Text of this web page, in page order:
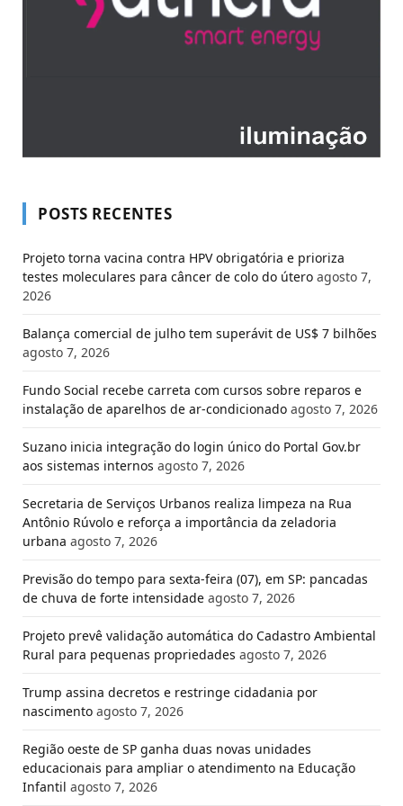
POSTS RECENTES
Projeto torna vacina contra HPV obrigatória e prioriza
testes moleculares para câncer de colo do útero agosto 7,
2026
Balança comercial de julho tem superávit de US$ 7 bilhões
agosto 7, 2026
Fundo Social recebe carreta com cursos sobre reparos e
instalação de aparelhos de ar-condicionado agosto 7, 2026
Suzano inicia integração do login único do Portal Gov.br
aos sistemas internos agosto 7, 2026
Secretaria de Serviços Urbanos realiza limpeza na Rua
Antônio Rúvolo e reforça a importância da zeladoria
urbana agosto 7, 2026
Previsão do tempo para sexta-feira (07), em SP: pancadas
de chuva de forte intensidade agosto 7, 2026
Projeto prevê validação automática do Cadastro Ambiental
Rural para pequenas propriedades agosto 7, 2026
Trump assina decretos e restringe cidadania por
nascimento agosto 7, 2026
Região oeste de SP ganha duas novas unidades
educacionais para ampliar o atendimento na Educação
Infantil agosto 7, 2026